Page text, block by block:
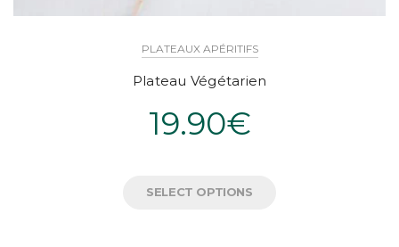
PLATEAUX APÉRITIFS
Plateau Végétarien
19.90€
SELECT OPTIONS